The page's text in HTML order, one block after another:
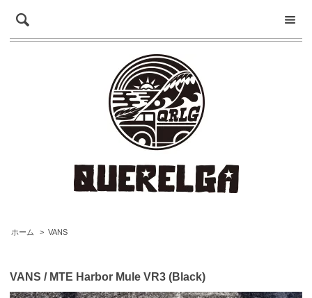
ホーム > VANS
VANS / MTE Harbor Mule VR3 (Black)